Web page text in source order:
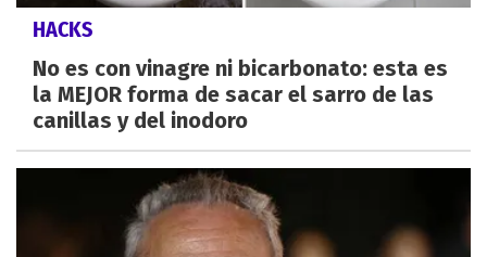
HACKS
No es con vinagre ni bicarbonato: esta es
la MEJOR forma de sacar el sarro de las
canillas y del inodoro